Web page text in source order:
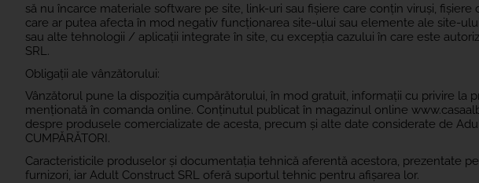
să nu încarce materiale software pe site, link-uri sau fișiere care conțin viruși,
care ar putea afecta în mod negativ funcționarea site-ului sau elemente ale site-
sau alte tehnologii / aplicații integrate în site, cu excepția cazului în care este
SRL.
Obligații ale vânzătorului:
Vânzătorul pune la dispoziția cumpărătorului, în mod gratuit, informații cu privire la
menționată în comanda online. Conținutul publicat în magazinul online
despre produsele comercializate de acesta, precum și alte date considerate de
CUMPĂRĂTORI.
Caracteristicile produselor și documentația tehnică aferentă acestora, prezentate
furnizori, iar Adult Construct SRL oferă suportul tehnic pentru afișarea lor.